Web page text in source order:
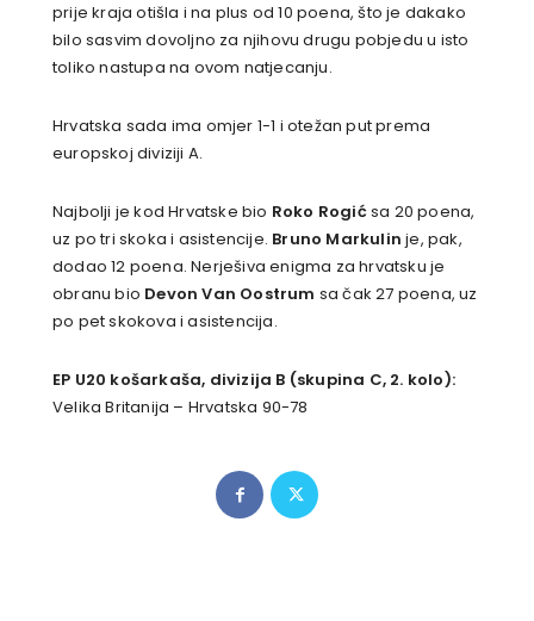
prije kraja otišla i na plus od 10 poena, što je dakako
bilo sasvim dovoljno za njihovu drugu pobjedu u isto
toliko nastupa na ovom natjecanju.
Hrvatska sada ima omjer 1-1 i otežan put prema
europskoj diviziji A.
Najbolji je kod Hrvatske bio Roko Rogićsa 20 poena,
uz po tri skoka i asistencije. Bruno Markulin je, pak,
dodao 12 poena. Nerješiva enigma za hrvatsku je
obranu bio Devon Van Oostrum sa čak 27 poena, uz
po pet skokova i asistencija.
EP U20 košarkaša, divizija B (skupina C, 2. kolo):
Velika Britanija – Hrvatska 90-78